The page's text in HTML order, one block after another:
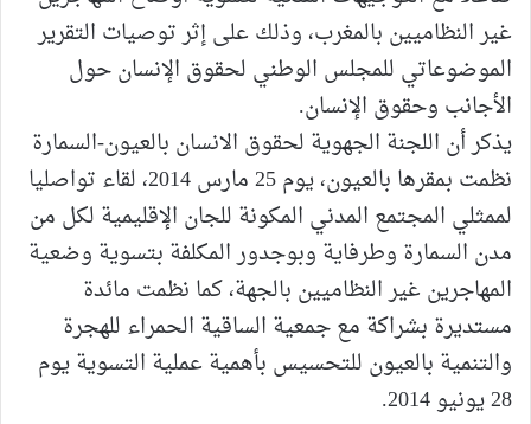
غير النظاميين بالمغرب، وذلك على إثر توصيات التقرير
الموضوعاتي للمجلس الوطني لحقوق الإنسان حول
الأجانب وحقوق الإنسان.
يذكر أن اللجنة الجهوية لحقوق الانسان بالعيون-السمارة
نظمت بمقرها بالعيون، يوم 25 مارس 2014، لقاء تواصليا
لممثلي المجتمع المدني المكونة للجان الإقليمية لكل من
مدن السمارة وطرفاية وبوجدور المكلفة بتسوية وضعية
المهاجرين غير النظاميين بالجهة، كما نظمت مائدة
مستديرة بشراكة مع جمعية الساقية الحمراء للهجرة
والتنمية بالعيون للتحسيس بأهمية عملية التسوية يوم
28 يونيو 2014.